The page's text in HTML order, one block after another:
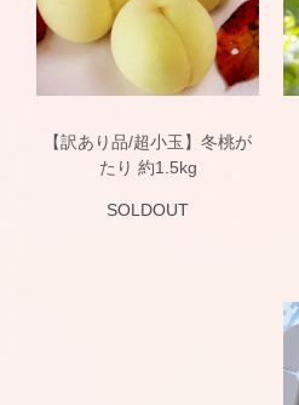
【訳あり品/超小玉】冬桃が
たり 約1.5kg
SOLDOUT